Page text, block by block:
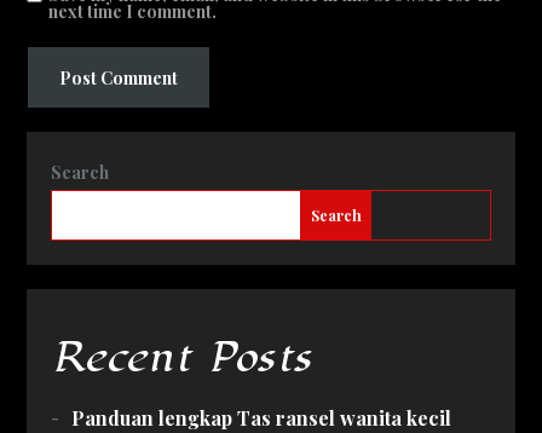
next time I comment.
Search
Search
Recent Posts
Panduan lengkap Tas ransel wanita kecil